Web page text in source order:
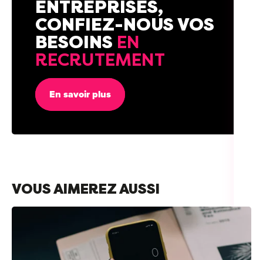
ENTREPRISES,
CONFIEZ-NOUS VOS
BESOINS EN
RECRUTEMENT
En savoir plus
VOUS AIMEREZ AUSSI